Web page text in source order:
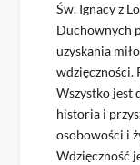
Św. Ignacy z
Duchownych
uzyskania
wdzięczności.
Wszystko jest
historia i
osobowości i
Wdzięczność